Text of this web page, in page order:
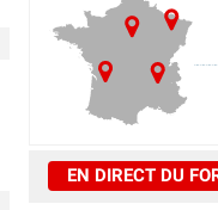
EN DIRECT DU